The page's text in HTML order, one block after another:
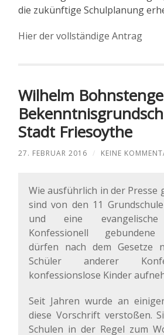
die zukünftige Schulplanung
Hier der vollständige Antrag
Wilhelm
Stadt Friesoythe
27. FEBRUAR 2016 / KEINE
Wie ausführlich in der Presse
sind von den 11
und eine evangelische
Konfessionell gebundene
dürfen nach dem Gesetze
Schüler anderer
konfessionslose Kinder
Seit Jahren wurde an
diese Vorschrift verstoßen.
Schulen in der Regel zum